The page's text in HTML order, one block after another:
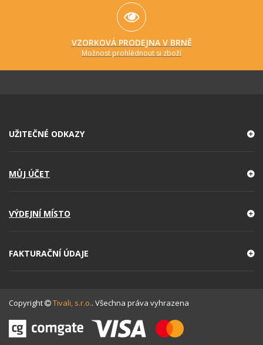
VZORKOVÁ PRODEJNA V BRNĚ
Možnost prohlédnout si zboží
UŽITEČNÉ ODKAZY
MŮJ ÚČET
VÝDEJNÍ MÍSTO
FAKTURAČNÍ ÚDAJE
Copyright Tivali, s.r.o.. Všechna práva vyhrazena